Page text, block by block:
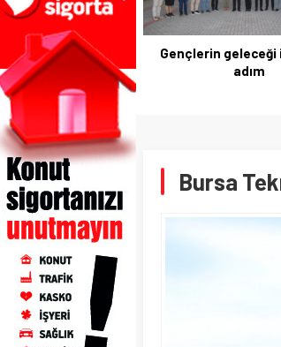
için ortak
adım
BUÜ’nün
laboratuvarları tam
Bursa